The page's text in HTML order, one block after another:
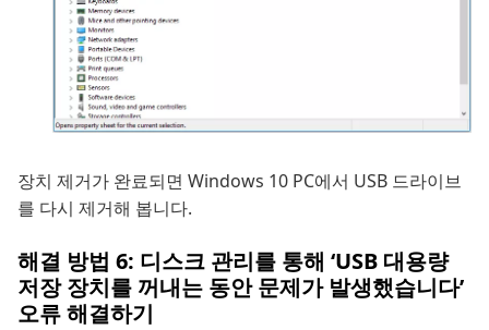
장치 제거가 완료되면 Windows 10 PC에서 USB 드라이브
를 다시 제거해 봅니다.
해결 방법 6: 디스크 관리를 통해 ‘USB 대용량
저장 장치를 꺼내는 동안 문제가 발생했습니다’
오류 해결하기